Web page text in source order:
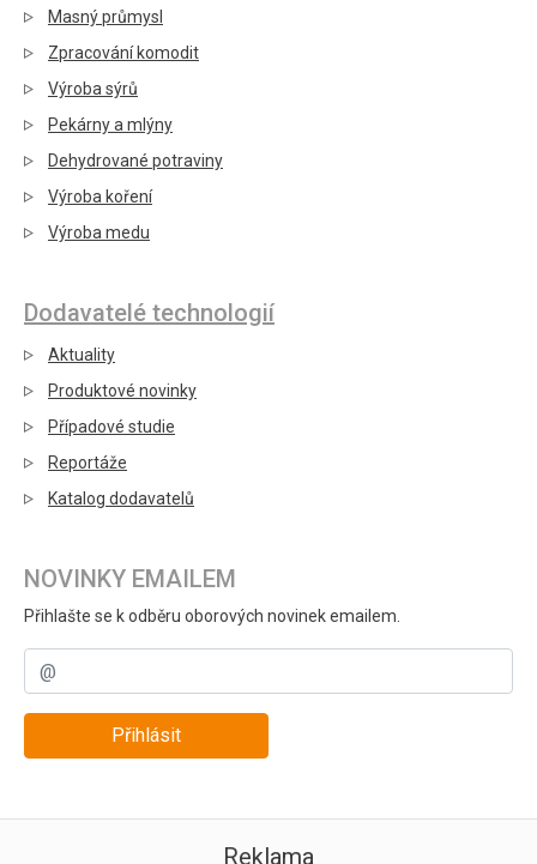
Masný průmysl
Zpracování komodit
Výroba sýrů
Pekárny a mlýny
Dehydrované potraviny
Výroba koření
Výroba medu
Dodavatelé technologií
Aktuality
Produktové novinky
Případové studie
Reportáže
Katalog dodavatelů
NOVINKY EMAILEM
Přihlašte se k odběru oborových novinek emailem.
Přihlásit
Reklama